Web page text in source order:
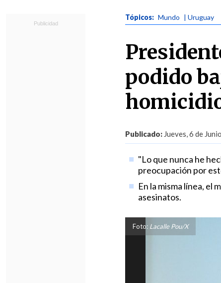
Tópicos: Mundo | Uruguay
podido
Publicado: Jueves, 6 de
"Lo que nunca he
preocupación por
En la misma línea, el
asesinatos.
Foto: Lacalle Pou/X